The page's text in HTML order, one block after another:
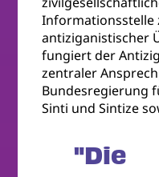
Informationsstelle
antiziganistischer
fungiert der
zentraler
Bundesregierung
Sinti und Sintize
"Die